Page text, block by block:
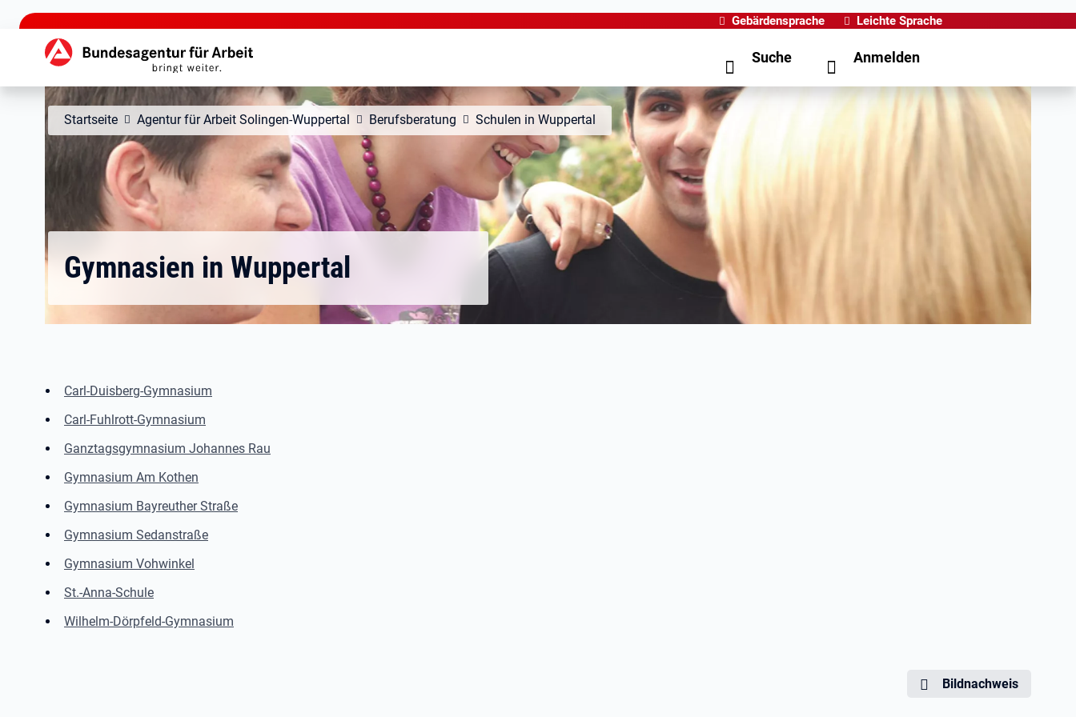
zu den Hauptinhalten springen
Gebärdensprache Leichte Sprache
Hauptnavigation Suche Anmelden
Startseite Agentur für Arbeit Solingen-Wuppertal Berufsberatung Schulen in Wuppertal
Gymnasien in Wuppertal
Carl-Duisberg-Gymnasium
Carl-Fuhlrott-Gymnasium
Ganztagsgymnasium Johannes Rau
Gymnasium Am Kothen
Gymnasium Bayreuther Straße
Gymnasium Sedanstraße
Gymnasium Vohwinkel
St.-Anna-Schule
Wilhelm-Dörpfeld-Gymnasium
Bildnachweis